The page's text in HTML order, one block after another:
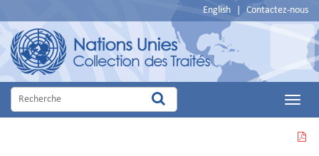
English Contactez-nous
Main